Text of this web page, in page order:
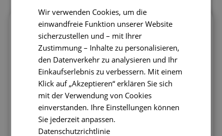
Mit Staunen werden Sie beobachten, was
Ihr Kind alles schafft und wie grenzenlos
seine Kreativität ist.
Ob Klettern von
beiden Seiten, Durchkriechen, Springen
oder Rutschen – dieses Set bietet
unzählige Spielmöglichkeiten.Der
Kletterbogen hat auf einer Seite
Holzsprossen und auf der anderen flache
Bretter, sodass er einfach umgedreht und
Wir verwenden Cookies, um die
einwandfreie Funktion unserer Website
sicherzustellen und – mit Ihrer
Zustimmung – Inhalte zu personalisieren,
den Datenverkehr zu analysieren und Ihr
Einkaufserlebnis zu verbessern. Mit einem
Klick auf „Akzeptieren“ erklären Sie sich
mit der Verwendung von Cookies
einverstanden. Ihre Einstellungen können
Sie jederzeit anpassen.
Datenschutzrichtlinie